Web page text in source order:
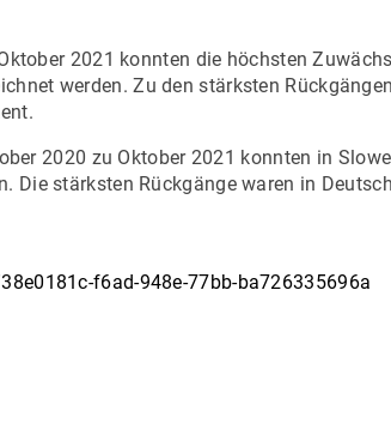
2021 konnten die höchsten
werden. Zu den stärksten
2020 zu Oktober 2021 konnten in
Die stärksten Rückgänge waren in
f6ad-948e-77bb-ba726335696a